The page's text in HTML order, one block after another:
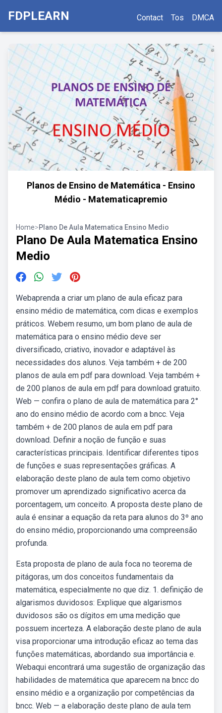
FDPLEARN Contact Tos DMCA
Planos de Ensino de Matemática - Ensino
Médio - Matematicapremio
Home>Plano De Aula Matematica Ensino Medio
Plano De Aula Matematica Ensino
Medio
Webaprenda a criar um plano de aula eficaz para
ensino médio de matemática, com dicas e exemplos
práticos. Webem resumo, um bom plano de aula de
matemática para o ensino médio deve ser
diversificado, criativo, inovador e adaptável às
necessidades dos alunos. Veja também + de 200
planos de aula em pdf para download. Veja também +
de 200 planos de aula em pdf para download gratuito.
Web — confira o plano de aula de matemática para 2°
ano do ensino médio de acordo com a bncc. Veja
também + de 200 planos de aula em pdf para
download. Definir a noção de função e suas
características principais. Identificar diferentes tipos
de funções e suas representações gráficas. A
elaboração deste plano de aula tem como objetivo
promover um aprendizado significativo acerca da
porcentagem, um conceito. A proposta deste plano de
aula é ensinar a equação da reta para alunos do 3º ano
do ensino médio, proporcionando uma compreensão
profunda.
Esta proposta de plano de aula foca no teorema de
pitágoras, um dos conceitos fundamentais da
matemática, especialmente no que diz. 1. definição de
algarismos duvidosos: Explique que algarismos
duvidosos são os dígitos em uma medição que
possuem incerteza. A elaboração deste plano de aula
visa proporcionar uma introdução eficaz ao tema das
funções matemáticas, abordando sua importância e.
Webaqui encontrará uma sugestão de organização das
habilidades de matemática que aparecem na bncc do
ensino médio e a organização por competências da
bncc. Web — a elaboração deste plano de aula tem